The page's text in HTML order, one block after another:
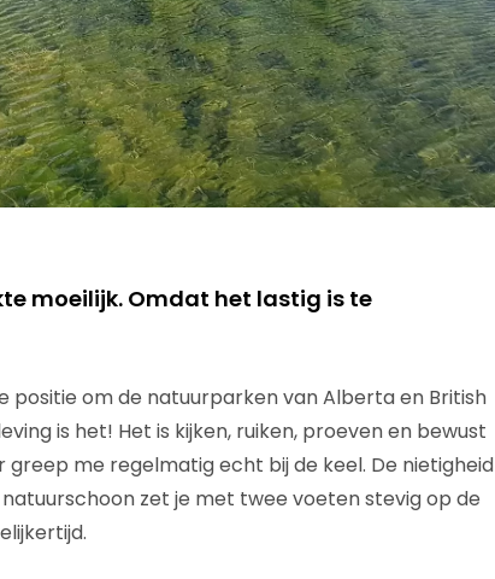
moeilijk. Omdat het lastig is te
om de natuurparken van Alberta en British
is het! Het is kijken, ruiken, proeven en bewust
me regelmatig echt bij de keel. De nietigheid
zet je met twee voeten stevig op de